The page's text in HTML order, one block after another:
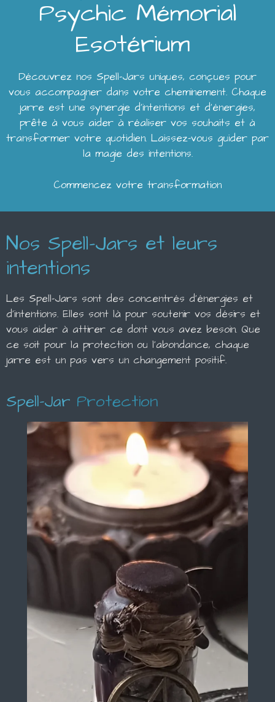
Psychic Mémorial
Esotérium
Découvrez nos Spell-Jars uniques, conçues pour
vous accompagner dans votre cheminement. Chaque
jarre est une synergie d'intentions et d'énergies,
prête à vous aider à réaliser vos souhaits et à
transformer votre quotidien. Laissez-vous guider par
la magie des intentions.
Commencez votre transformation
Nos Spell-Jars et leurs
intentions
Les Spell-Jars sont des concentrés d'énergies et
d'intentions. Elles sont là pour soutenir vos désirs et
vous aider à attirer ce dont vous avez besoin. Que
ce soit pour la protection ou l'abondance, chaque
jarre est un pas vers un changement positif.
Spell-Jar Protection